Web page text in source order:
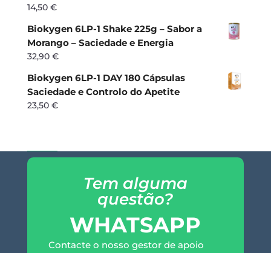
14,50 €
Biokygen 6LP-1 Shake 225g – Sabor a
Morango – Saciedade e Energia
32,90 €
Biokygen 6LP-1 DAY 180 Cápsulas
Saciedade e Controlo do Apetite
23,50 €
Tem alguma
questão?
WHATSAPP
Contacte o nosso gestor de apoio